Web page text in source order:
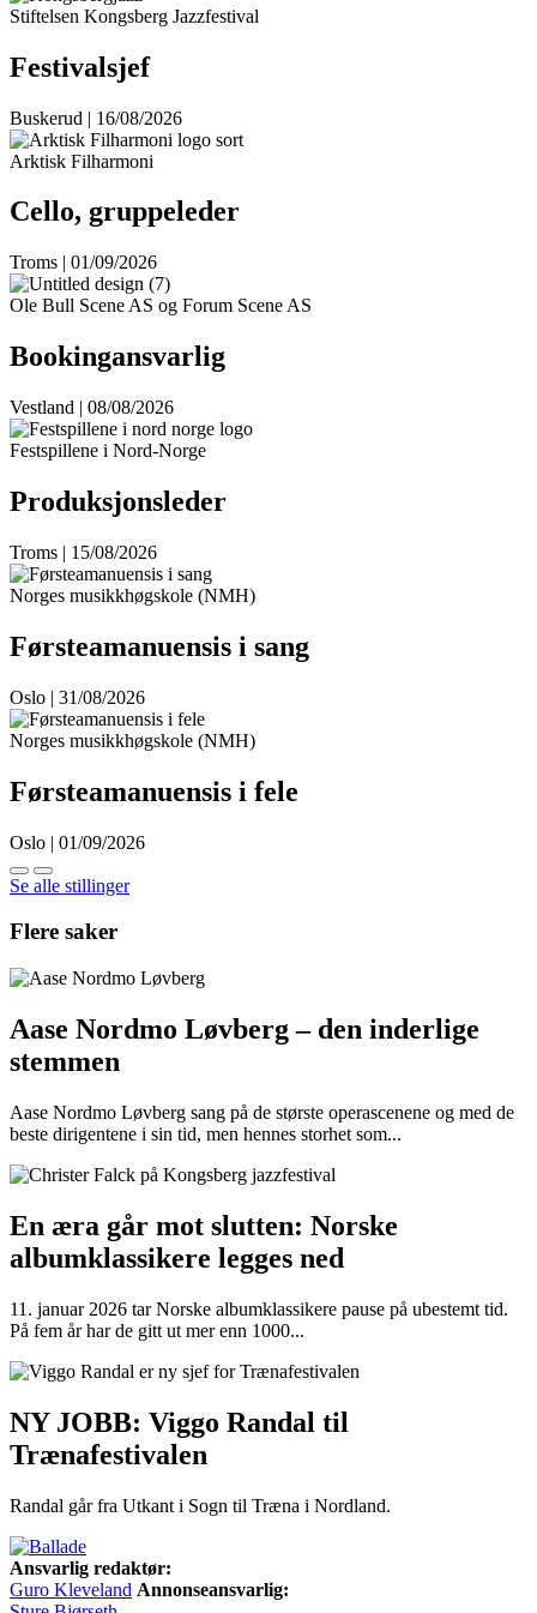
Stiftelsen Kongsberg Jazzfestival
Festivalsjef
Buskerud | 16/08/2026
Arktisk Filharmoni
Cello, gruppeleder
Troms | 01/09/2026
Ole Bull Scene AS og Forum Scene AS
Bookingansvarlig
Vestland | 08/08/2026
Festspillene i Nord-Norge
Produksjonsleder
Troms | 15/08/2026
Norges musikkhøgskole (NMH)
Førsteamanuensis i sang
Oslo | 31/08/2026
Norges musikkhøgskole (NMH)
Førsteamanuensis i fele
Oslo | 01/09/2026
Se alle stillinger
Flere saker
Aase Nordmo Løvberg – den inderlige
stemmen
Aase Nordmo Løvberg sang på de største operascenene og med de
beste dirigentene i sin tid, men hennes storhet som...
En æra går mot slutten: Norske
albumklassikere legges ned
11. januar 2026 tar Norske albumklassikere pause på ubestemt tid.
På fem år har de gitt ut mer enn 1000...
NY JOBB: Viggo Randal til
Trænafestivalen
Randal går fra Utkant i Sogn til Træna i Nordland.
Ansvarlig redaktør:
Guro Kleveland Annonseansvarlig: